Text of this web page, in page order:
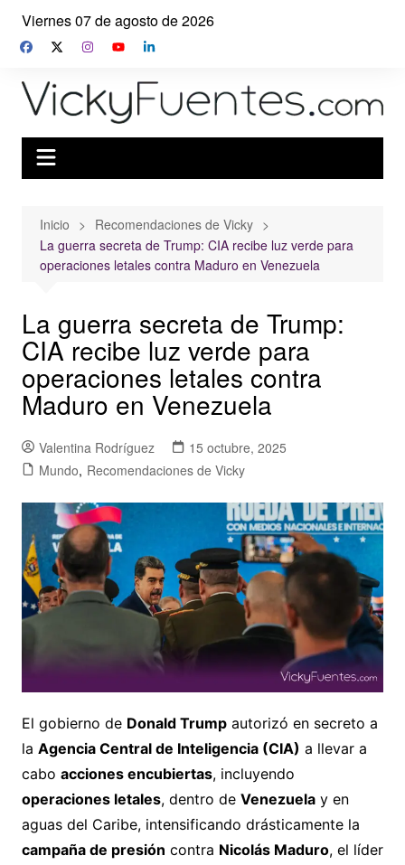
Saltar
contenido
Viernes 07 de agosto de 2026
Inicio
Recomendaciones de Vicky
La guerra secreta de Trump: CIA recibe luz verde para
operaciones letales contra Maduro en Venezuela
La guerra secreta de Trump:
CIA recibe luz verde para
operaciones letales contra
Maduro en Venezuela
Valentina Rodríguez
15 octubre, 2025
Mundo, Recomendaciones de Vicky
El gobierno de Donald Trumpautorizó en secreto a
la Agencia Central de Inteligencia (CIA) a llevar a
cabo acciones encubiertas, incluyendo
operaciones letales, dentro de Venezuelay en
aguas del Caribe, intensificando drásticamente la
campaña de presión contra Nicolás Maduro, el líder